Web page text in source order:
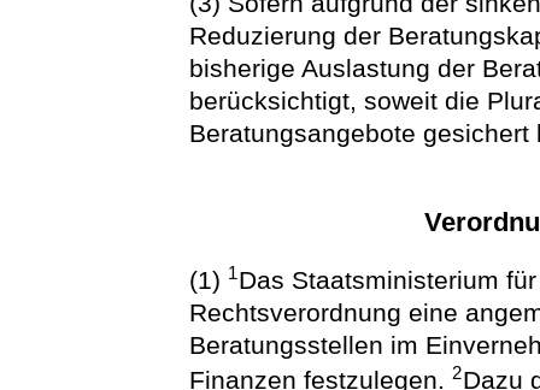
Reduzierung der
bisherige Auslastung der
berücksichtigt, soweit die
Beratungsangebote gesichert
(1) 1Das Staatsministerium
Rechtsverordnung eine
Beratungsstellen im
Finanzen festzulegen.2Dazu